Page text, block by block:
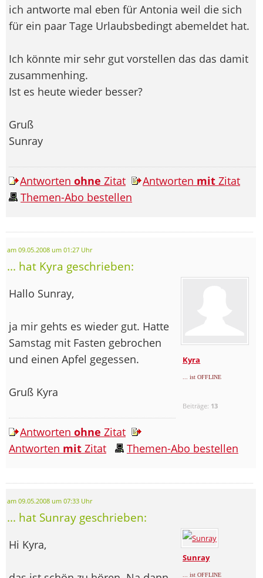
ich antworte mal eben für Antonia weil die sich
für ein paar Tage Urlaubsbedingt abemeldet hat.
Ich könnte mir sehr gut vorstellen das das damit
zusammenhing.
Ist es heute wieder besser?
Gruß
Sunray
Antworten ohne Zitat Antworten mit Zitat
Themen-Abo bestellen
am 09.05.2008 um 01:27 Uhr
... hat Kyra geschrieben:
Kyra
... ist OFFLINE
Beiträge: 13
Hallo Sunray,
ja mir gehts es wieder gut. Hatte
Samstag mit Fasten gebrochen
und einen Apfel gegessen.
Gruß Kyra
Antworten ohne Zitat
Antworten mit Zitat Themen-Abo bestellen
am 09.05.2008 um 07:33 Uhr
... hat Sunray geschrieben:
Sunray
... ist OFFLINE
Hi Kyra,